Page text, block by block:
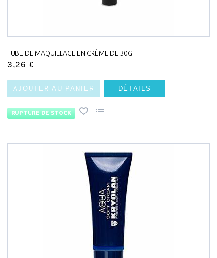
TUBE DE MAQUILLAGE EN CRÈME DE 30G
3,26 €
AJOUTER AU PANIER DÉTAILS
RUPTURE DE STOCK